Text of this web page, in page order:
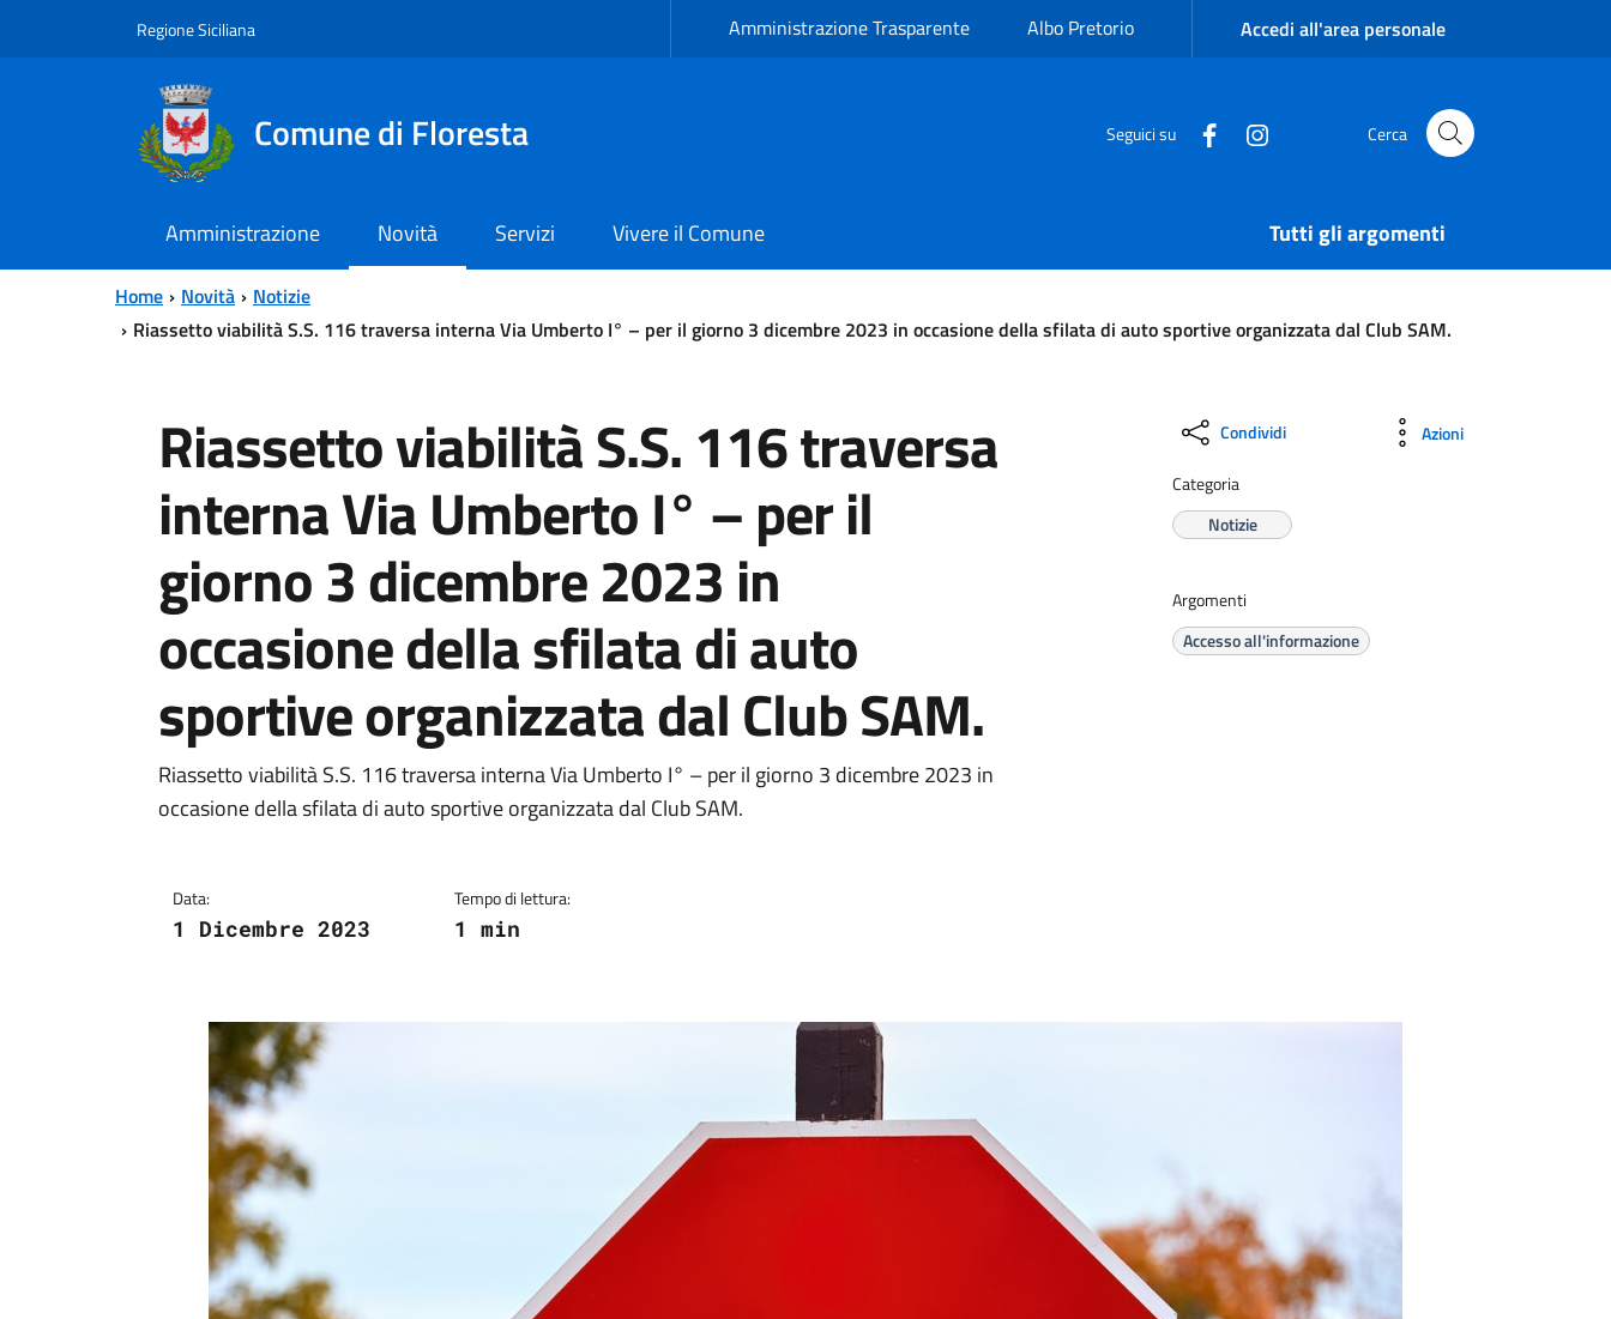
Regione Siciliana Amministrazione Trasparente Albo Pretorio Accedi all'area personale
Comune di Floresta Seguici su Cerca
Amministrazione Novità Servizi Vivere il Comune Tutti gli argomenti
Home Novità
Notizie
Riassetto viabilità S.S. 116 traversa interna Via Umberto I° – per il giorno 3 dicembre 2023 in occasione della sfilata di auto sportive organizzata dal Club SAM.
Riassetto viabilità S.S. 116 traversa
interna Via Umberto I° – per il
giorno 3 dicembre 2023 in
occasione della sfilata di auto
sportive organizzata dal Club SAM.
Riassetto viabilità S.S. 116 traversa interna Via Umberto I° – per il giorno 3 dicembre 2023 in
occasione della sfilata di auto sportive organizzata dal Club SAM.
Data:
1 Dicembre 2023
Tempo di lettura:
1 min
Argomenti
Accesso all'informazione
Categoria
Notizie
Condividi Azioni